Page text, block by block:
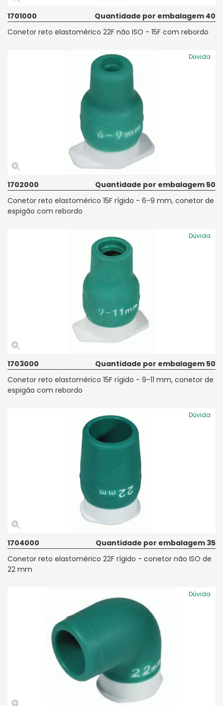
1701000
Quantidade por embalagem 40
Conetor reto elastomérico 22F não ISO - 15F com rebordo
Dúvida
1702000
Quantidade por embalagem 50
Conetor reto elastomérico 15F rígido - 6-9 mm, conetor de
espigão com rebordo
Dúvida
1703000
Quantidade por embalagem 50
Conetor reto elastomérico 15F rígido - 9-11 mm, conetor de
espigão com rebordo
Dúvida
1704000
Quantidade por embalagem 35
Conetor reto elastomérico 22F rígido - conetor não ISO de
22 mm
Dúvida